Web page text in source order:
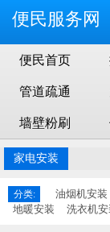
便民服务网
便民首页
管道疏通
墙壁粉刷
家电安装
分类: 油烟机安装
地暖安装
洗衣机安